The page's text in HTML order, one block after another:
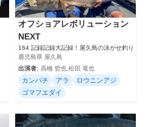
オフショアレボリューション
NEXT
164 記録記録大記録！屋久島の泳がせ釣り
鹿児島県 屋久島
出演者: 高橋 哲也,松田 竜也
カンパチ アラ
ロウニンアジ
ゴマフエダイ